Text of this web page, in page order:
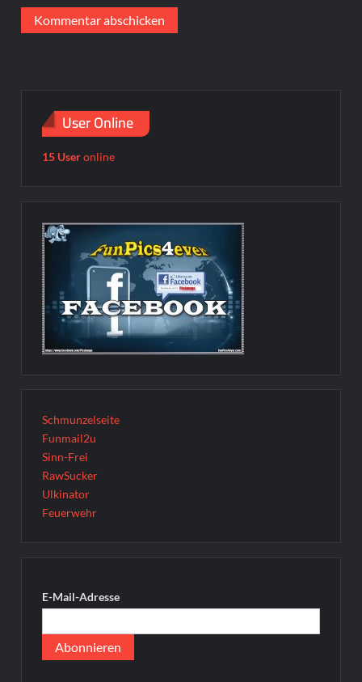
User Online
15 Useronline
Schmunzelseite
Funmail2u
Sinn-Frei
RawSucker
Ulkinator
Feuerwehr
E-Mail-Adresse